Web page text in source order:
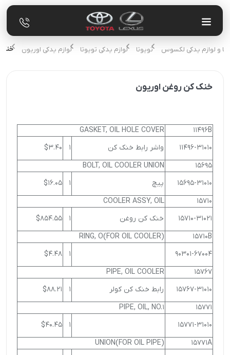
و لوازم یدکی لکسوس تویوتا لوازم یدکی تویوتا لوازم یدکی اوریون خنک
خنک کن روغن اوریون
11496B
GASKET, OIL HOLE COVER
11496-31010
واشر رابط خنک کن 1
$3.40
15695
BOLT, OIL COOLER UNION
15695-31010
پیچ 1
$16.05
15710
COOLER ASSY, OIL
15710-31021
خنک کن روغن 1
$854.55
15710B
RING, O(FOR OIL COOLER)
90301-67004
1
$4.48
15767
PIPE, OIL COOLER
15767-31010
رابط خنک کن کولر 1
$88.21
15771
PIPE, OIL, NO.1
15771-31010
1
$40.45
15771A
UNION(FOR OIL PIPE)